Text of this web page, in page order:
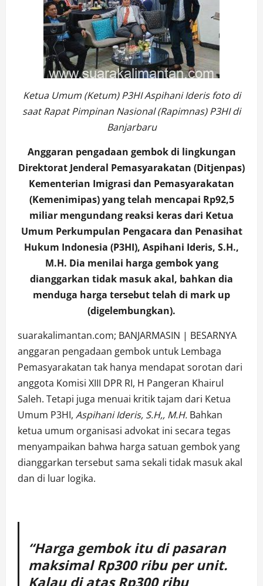
Ketua Umum (Ketum) P3HI Aspihani Ideris foto di
saat Rapat Pimpinan Nasional (Rapimnas) P3HI di
Banjarbaru
Anggaran pengadaan gembok di lingkungan
Direktorat Jenderal Pemasyarakatan (Ditjenpas)
Kementerian Imigrasi dan Pemasyarakatan
(Kemenimipas) yang telah mencapai Rp92,5
miliar mengundang reaksi keras dari Ketua
Umum Perkumpulan Pengacara dan Penasihat
Hukum Indonesia (P3HI), Aspihani Ideris, S.H.,
M.H. Dia menilai harga gembok yang
dianggarkan tidak masuk akal, bahkan dia
menduga harga tersebut telah di mark up
(digelembungkan).
suarakalimantan.com; BANJARMASIN | BESARNYA
anggaran pengadaan gembok untuk Lembaga
Pemasyarakatan tak hanya mendapat sorotan dari
anggota Komisi XIII DPR RI, H Pangeran Khairul
Saleh. Tetapi juga menuai kritik tajam dari Ketua
Umum P3HI, Aspihani Ideris, S.H,, M.H. Bahkan
ketua umum organisasi advokat ini secara tegas
menyampaikan bahwa harga satuan gembok yang
dianggarkan tersebut sama sekali tidak masuk akal
dan di luar logika.
“Harga gembok itu di pasaran
maksimal Rp300 ribu per unit.
Kalau di atas Rp300 ribu